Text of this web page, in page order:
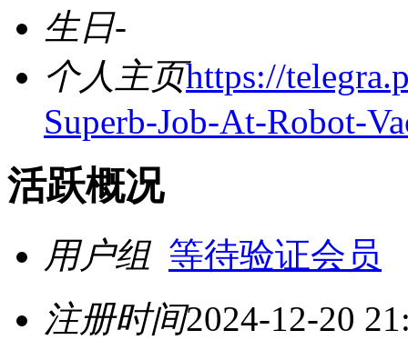
生日-
个人主页https://
Superb-Job-At-Robot-
活跃概况
用户组 等待验证会员
注册时间2024-12-20